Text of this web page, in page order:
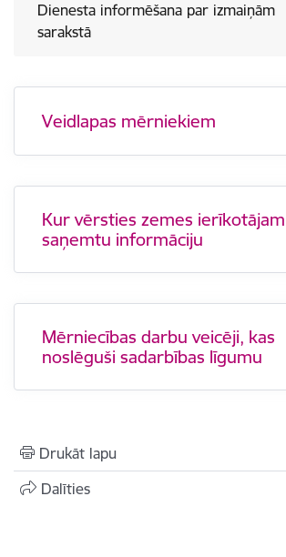
Dienesta informēšana par izmaiņām
sarakstā
Veidlapas mērniekiem
Kur vērsties zemes
saņemtu informāciju
Mērniecības darbu veicēji, kas
noslēguši sadarbības līgumu
Drukāt lapu
Dalīties